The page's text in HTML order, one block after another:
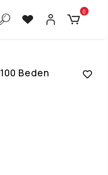
0
Beden